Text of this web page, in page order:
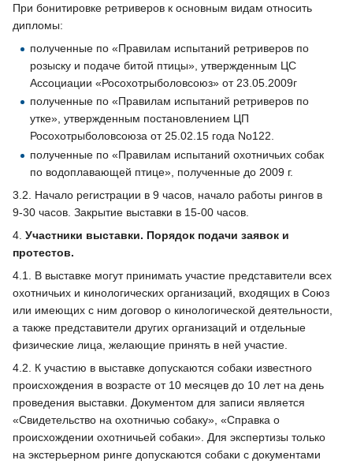
При бонитировке ретриверов к основным видам относить
дипломы:
полученные по «Правилам испытаний ретриверов по
розыску и подаче битой птицы», утвержденным ЦС
Ассоциации «Росохотрыболовсоюз» от 23.05.2009г
полученные по «Правилам испытаний ретриверов по
утке», утвержденным постановлением ЦП
Росохотрыболовсоюза от 25.02.15 года No122.
полученные по «Правилам испытаний охотничьих собак
по водоплавающей птице», полученные до 2009 г.
3.2. Начало регистрации в 9 часов, начало работы рингов в
9-30 часов. Закрытие выставки в 15-00 часов.
4. Участники выставки. Порядок подачи заявок и
протестов.
4.1. В выставке могут принимать участие представители всех
охотничьих и кинологических организаций, входящих в Союз
или имеющих с ним договор о кинологической деятельности,
а также представители других организаций и отдельные
физические лица, желающие принять в ней участие.
4.2. К участию в выставке допускаются собаки известного
происхождения в возрасте от 10 месяцев до 10 лет на день
проведения выставки. Документом для записи является
«Свидетельство на охотничью собаку», «Справка о
происхождении охотничьей собаки». Для экспертизы только
на экстерьерном ринге допускаются собаки с документами